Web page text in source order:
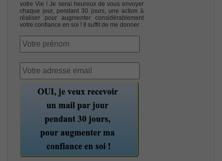
votre Vie ! Je serai heureux de vous envoyer
chaque jour, pendant 30 jours, une action à
réaliser pour augmenter considérablement
votre confiance en soi ! Il suffit de me donner :